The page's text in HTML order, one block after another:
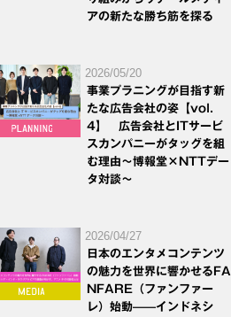
アの新たな勝ち筋を探る
2026/05/20
事業プラニングが目指す新
たな広告会社の姿【vol.
4】 広告会社とITサービ
スカンパニーがタッグを組
む理由～博報堂×NTTデー
タ対談～
2026/04/27
日本のエンタメコンテンツ
の魅力を世界に響かせるFA
NFARE（ファンファー
レ）始動——インドネシ